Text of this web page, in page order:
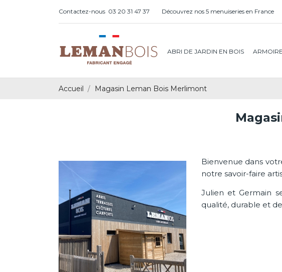
Contactez-nous 03 20 31 47 37 Découvrez nos 5 menuiseries en France
ABRI DE JARDIN EN BOIS
Accueil Magasin Leman Bois Merlimont
Bienvenue dans
notre savoir-faire
Julien et Germain
qualité, durable et